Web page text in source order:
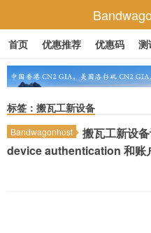
首页 优惠推荐 优惠码 测
标签：搬瓦工新设备
Bandwagonhost
搬瓦工新设
device authentication 和账